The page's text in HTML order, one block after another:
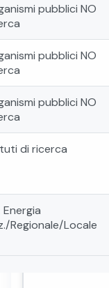
pubblici NO
pubblici NO
pubblici NO
di ricerca
Energia
Regionale/Locale